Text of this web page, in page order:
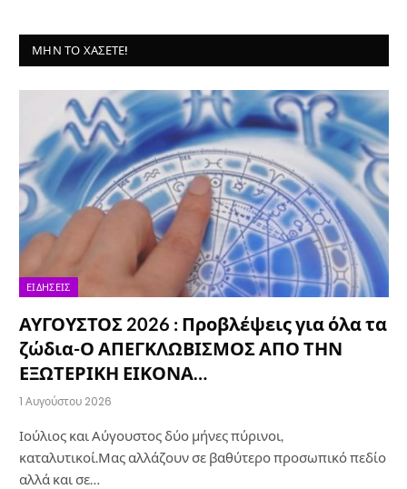
ΜΗΝ ΤΟ ΧΆΣΕΤΕ!
ΕΙΔΉΣΕΙΣ
ΑΥΓΟΥΣΤΟΣ 2026 : Προβλέψεις για όλα τα
ζώδια-Ο ΑΠΕΓΚΛΩΒΙΣΜΟΣ ΑΠΟ ΤΗΝ
ΕΞΩΤΕΡΙΚΗ ΕΙΚΟΝΑ…
1 Αυγούστου 2026
Ιούλιος και Αύγουστος δύο μήνες πύρινοι,
καταλυτικοί.Μας αλλάζουν σε βαθύτερο προσωπικό πεδίο
αλλά και σε…